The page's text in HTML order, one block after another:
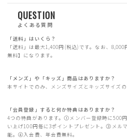
QUESTION
よくある質問
「送料」はいくら？
「送料」は最大1,400円(税込)です。なお、
無料】になります。
「メンズ」や「キッズ」商品はありますか？
本サイトでのみ、メンズサイズとキッズサイズ
「会員登録」すると何か特典はありますか？
4つの特典があります。①メンバー登録時に500
い上げ100円毎に3ポイントプレゼント。③メル
能。④入会費、年会費無料。